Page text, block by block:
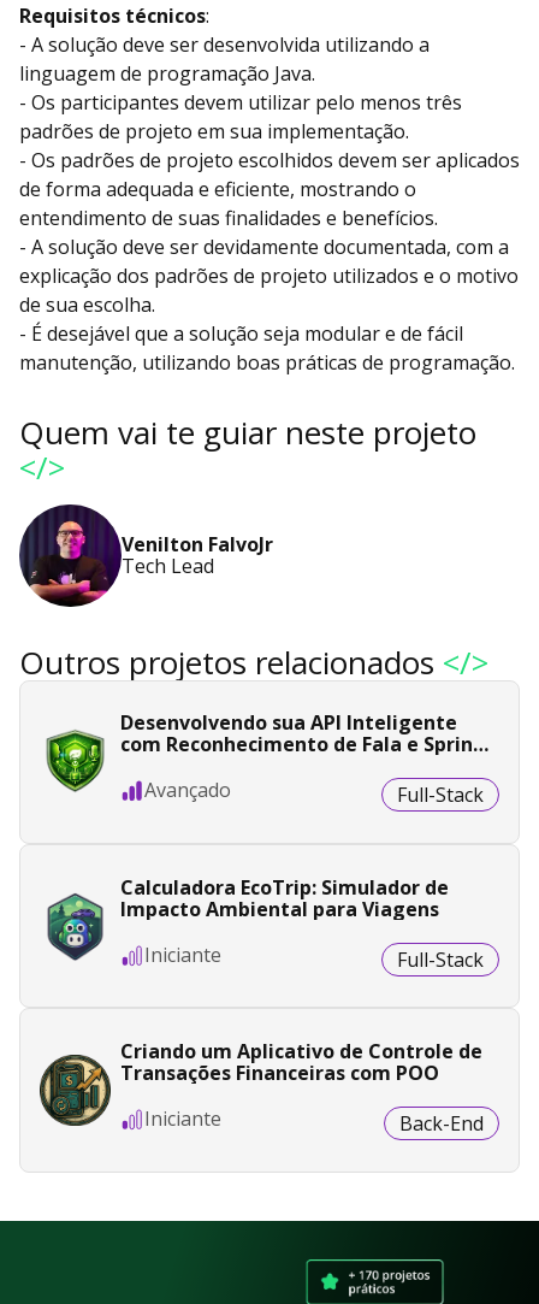
Requisitos técnicos:
- A solução deve ser desenvolvida utilizando a
linguagem de programação Java.
- Os participantes devem utilizar pelo menos três
padrões de projeto em sua implementação.
- Os padrões de projeto escolhidos devem ser aplicados
de forma adequada e eficiente, mostrando o
entendimento de suas finalidades e benefícios.
- A solução deve ser devidamente documentada, com a
explicação dos padrões de projeto utilizados e o motivo
de sua escolha.
- É desejável que a solução seja modular e de fácil
manutenção, utilizando boas práticas de programação.
Quem vai te guiar neste projeto
</>
Venilton FalvoJr
Tech Lead
Outros projetos relacionados </>
Desenvolvendo sua API Inteligente
com Reconhecimento de Fala e Spring
Avançado
Full-Stack
Calculadora EcoTrip: Simulador de
Impacto Ambiental para Viagens
Iniciante
Full-Stack
Criando um Aplicativo de Controle de
Transações Financeiras com POO
Iniciante
Back-End